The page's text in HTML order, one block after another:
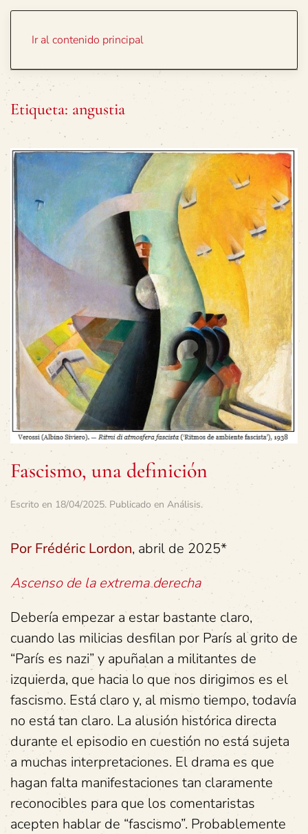
Ir al contenido principal
Etiqueta: angustia
Fascismo, una definición
Escrito en 18/04/2025. Publicado en Análisis.
Por Frédéric Lordon, abril de 2025*
Ascenso de la extrema derecha
Debería empezar a estar bastante claro,
cuando las milicias desfilan por París al grito de
“París es nazi” y apuñalan a militantes de
izquierda, que hacia lo que nos dirigimos es el
fascismo. Está claro y, al mismo tiempo, todavía
no está tan claro. La alusión histórica directa
durante el episodio en cuestión no está sujeta
a muchas interpretaciones. El drama es que
hagan falta manifestaciones tan claramente
reconocibles para que los comentaristas
acepten hablar de “fascismo”. Probablemente